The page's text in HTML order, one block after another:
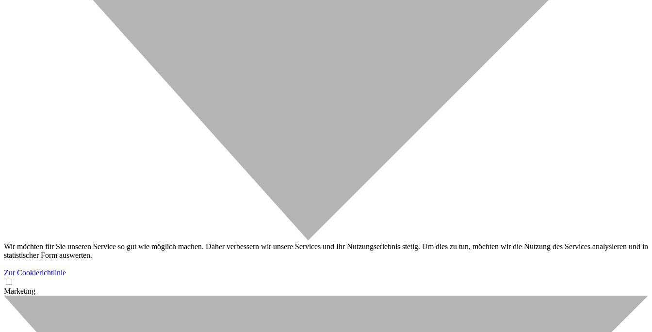
Wir möchten für Sie unseren Service so gut wie möglich machen. Daher verbessern wir unsere Services und Ihr Nutzungserlebnis stetig. Um dies zu tun, möchten wir die Nutzung des Services analysieren und in
statistischer Form auswerten.
Zur Cookierichtlinie
Marketing